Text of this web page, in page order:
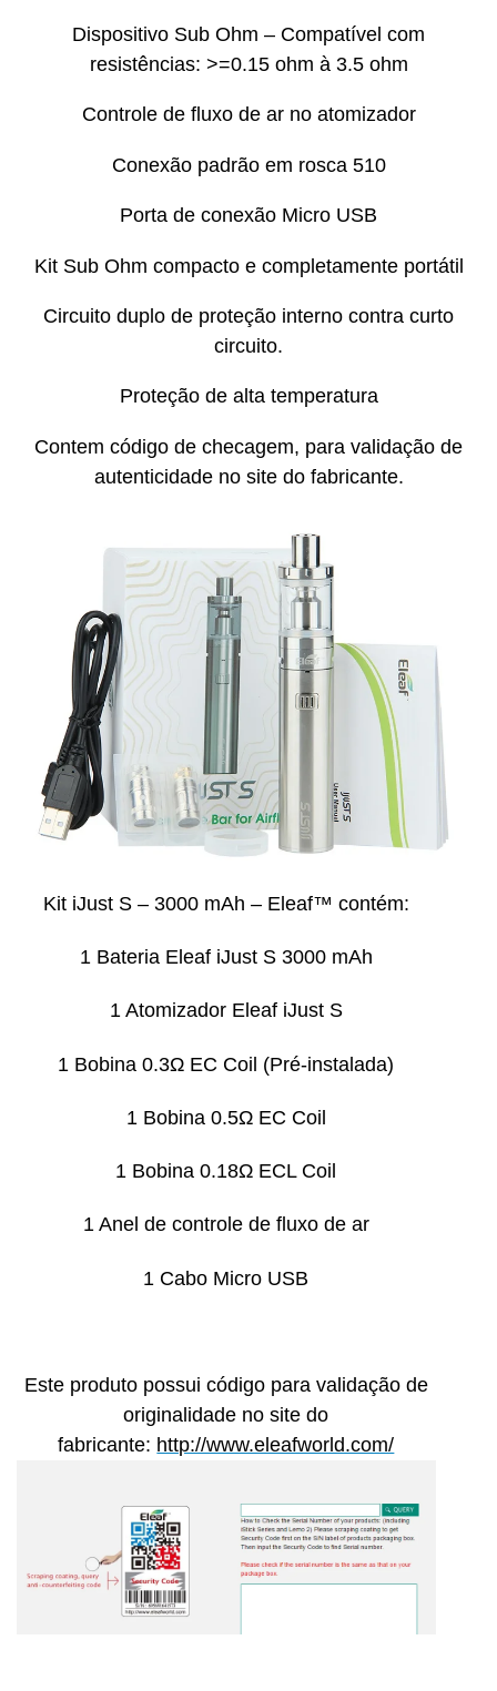
Dispositivo Sub Ohm – Compatível com
resistências: >=0.15 ohm à 3.5 ohm
Controle de fluxo de ar no atomizador
Conexão padrão em rosca 510
Porta de conexão Micro USB
Kit Sub Ohm compacto e completamente portátil
Circuito duplo de proteção interno contra curto
circuito.
Proteção de alta temperatura
Contem código de checagem, para validação de
autenticidade no site do fabricante.
Kit iJust S – 3000 mAh – Eleaf™ contém:
1 Bateria Eleaf iJust S 3000 mAh
1 Atomizador Eleaf iJust S
1 Bobina 0.3Ω EC Coil (Pré-instalada)
1 Bobina 0.5Ω EC Coil
1 Bobina 0.18Ω ECL Coil
1 Anel de controle de fluxo de ar
1 Cabo Micro USB
Este produto possui código para validação de
originalidade no site do
fabricante: http://www.eleafworld.com/​